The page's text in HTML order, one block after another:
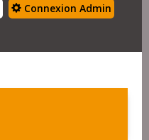
Connexion Admin